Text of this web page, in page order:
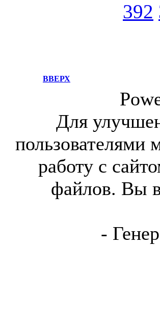
392
ВВЕРХ
Для
работу с
файлов. Вы
-